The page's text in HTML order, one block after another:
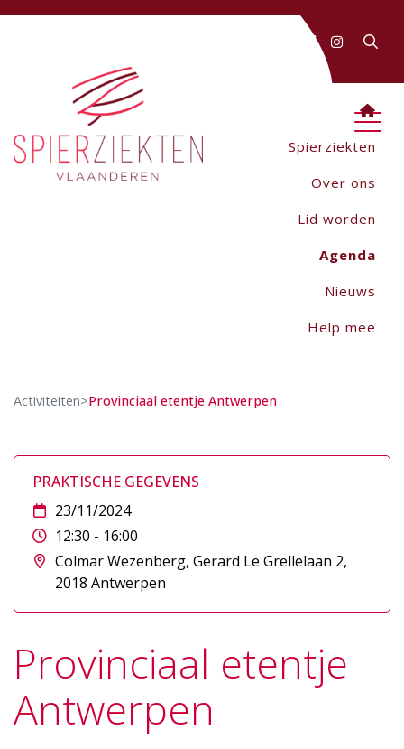
FAQ
Spierziekten
Over ons
Lid worden
Agenda
Nieuws
Help mee
Activiteiten>Provinciaal etentje Antwerpen
PRAKTISCHE GEGEVENS
23/11/2024
12:30 - 16:00
Colmar Wezenberg, Gerard Le Grellelaan 2,
2018 Antwerpen
Provinciaal etentje
Antwerpen